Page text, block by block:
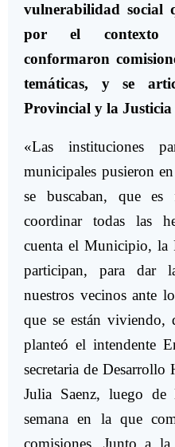
vulnerabilidad social
por el contexto
conformaron
temáticas, y se
Provincial y la Justicia
«Las instituciones
municipales pusieron
se buscaban, que es
coordinar todas las
cuenta el Municipio, la
participan, para dar
nuestros vecinos ante
que se están viviendo,
planteó el intendente
secretaria de
Julia Saenz, luego de
semana en la que
comisiones. Junto a